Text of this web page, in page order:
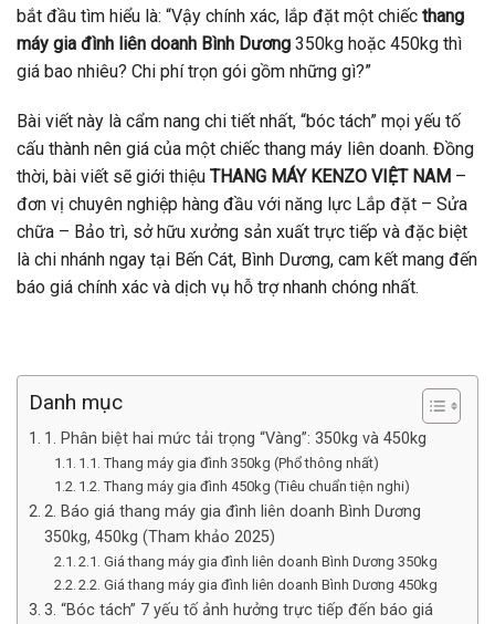
bắt đầu tìm hiểu là: “Vậy chính xác, lắp đặt một chiếc thang
máy gia đình liên doanh Bình Dương 350kg hoặc 450kg thì
giá bao nhiêu? Chi phí trọn gói gồm những gì?”
Bài viết này là cẩm nang chi tiết nhất, “bóc tách” mọi yếu tố
cấu thành nên giá của một chiếc thang máy liên doanh. Đồng
thời, bài viết sẽ giới thiệu THANG MÁY KENZO VIỆT NAM –
đơn vị chuyên nghiệp hàng đầu với năng lực Lắp đặt – Sửa
chữa – Bảo trì, sở hữu xưởng sản xuất trực tiếp và đặc biệt
là chi nhánh ngay tại Bến Cát, Bình Dương, cam kết mang đến
báo giá chính xác và dịch vụ hỗ trợ nhanh chóng nhất.
Danh mục
1. Phân biệt hai mức tải trọng “Vàng”: 350kg và 450kg
1.1. Thang máy gia đình 350kg (Phổ thông nhất)
1.2. Thang máy gia đình 450kg (Tiêu chuẩn tiện nghi)
2. Báo giá thang máy gia đình liên doanh Bình Dương
350kg, 450kg (Tham khảo 2025)
2.1. Giá thang máy gia đình liên doanh Bình Dương 350kg
2.2. Giá thang máy gia đình liên doanh Bình Dương 450kg
3. “Bóc tách” 7 yếu tố ảnh hưởng trực tiếp đến báo giá